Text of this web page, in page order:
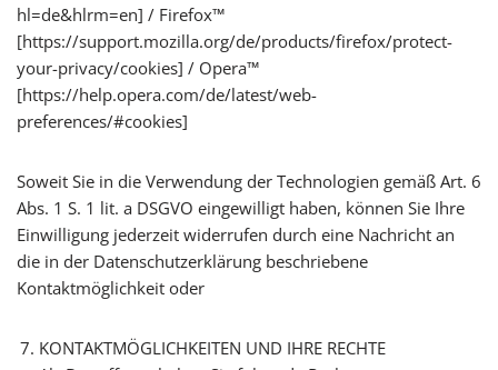
hl=de&hlrm=en] / Firefox™
[https://support.mozilla.org/de/products/firefox/protect-
your-privacy/cookies] / Opera™
[https://help.opera.com/de/latest/web-
preferences/#cookies]
Soweit Sie in die Verwendung der Technologien gemäß Art. 6
Abs. 1 S. 1 lit. a DSGVO eingewilligt haben, können Sie Ihre
Einwilligung jederzeit widerrufen durch eine Nachricht an
die in der Datenschutzerklärung beschriebene
Kontaktmöglichkeit oder
KONTAKTMÖGLICHKEITEN UND IHRE RECHTE